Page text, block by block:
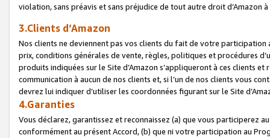
violation, sans préavis et sans préjudice de tout autre droit
3.Clients d’Amazon
Nos clients ne deviennent pas vos clients du fait de votre
prix, conditions générales de vente, règles, politiques et procédures
produits indiquées sur le Site d’Amazon s’appliqueront à ces clients
communication à aucun de nos clients et, si l’un de nos clients vous
devrez lui indiquer d’utiliser les coordonnées figurant sur le Site
4.Garanties
Vous déclarez, garantissez et reconnaissez (a) que vous participerez
conformément au présent Accord, (b) que ni votre participation au